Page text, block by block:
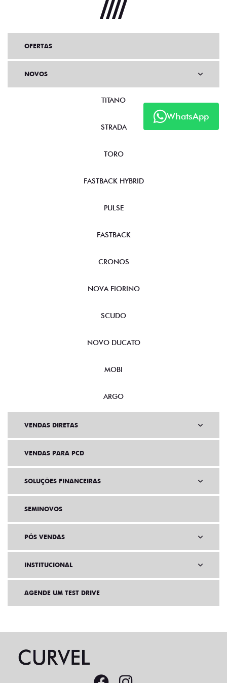
WhatsApp
OFERTAS
NOVOS
TITANO
STRADA
TORO
FASTBACK HYBRID
PULSE
FASTBACK
CRONOS
NOVA FIORINO
SCUDO
NOVO DUCATO
MOBI
ARGO
VENDAS DIRETAS
VENDAS PARA PCD
SOLUÇÕES FINANCEIRAS
SEMINOVOS
PÓS VENDAS
INSTITUCIONAL
AGENDE UM TEST DRIVE